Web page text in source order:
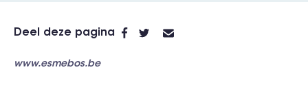
Deel deze pagina
www.esmebos.be